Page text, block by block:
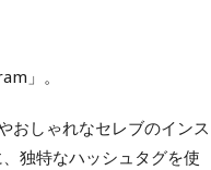
」。
おしゃれなセレブのインス
独特なハッシュタグを使